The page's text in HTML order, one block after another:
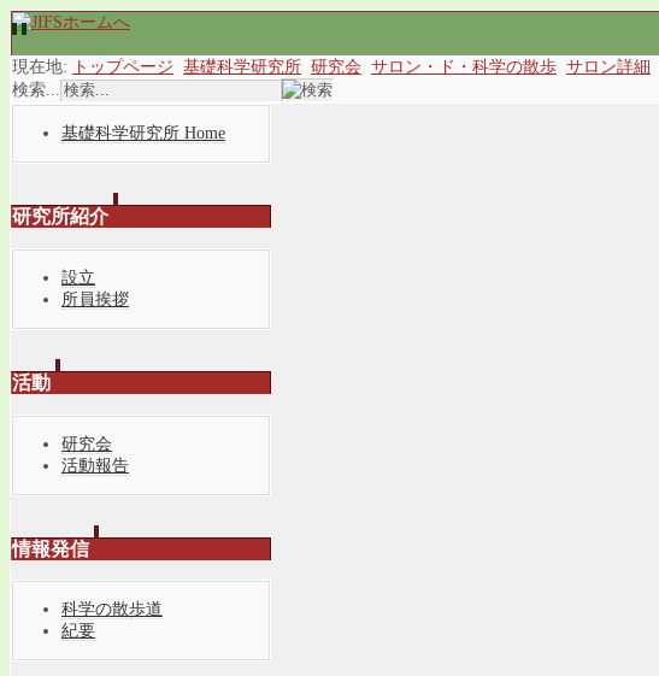
現在地: トップページ 基礎科学研究所 研究会 サロン・ド・科学の散歩 サロン詳細
検索...
基礎科学研究所 Home
研究所紹介
設立
所員挨拶
活動
研究会
活動報告
情報発信
科学の散歩道
紀要